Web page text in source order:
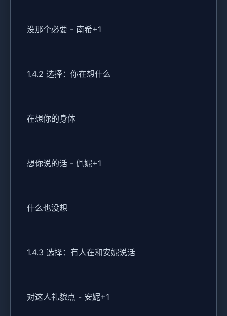
没那个必要 - 南希+1
1.4.2 选择：你在想什么
在想你的身体
想你说的话 - 佩妮+1
什么也没想
1.4.3 选择：有人在和安妮说话
对这人礼貌点 - 安妮+1